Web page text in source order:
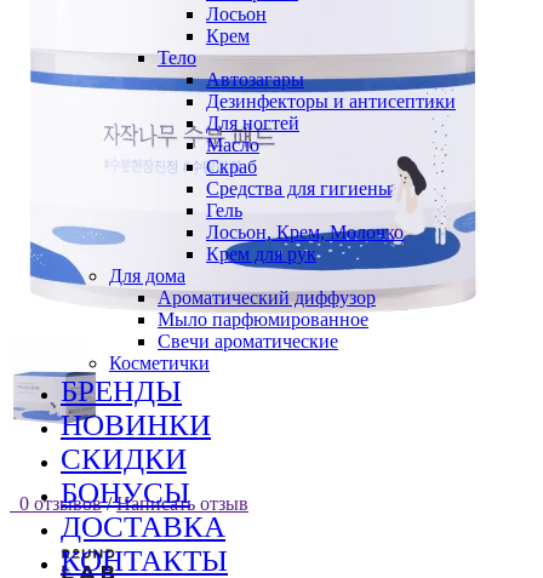
Лосьон
Крем
Тело
Автозагары
Дезинфекторы и антисептики
Для ногтей
Масло
Скраб
Средства для гигиены
Гель
Лосьон, Крем, Молочко
Крем для рук
Для дома
Ароматический диффузор
Мыло парфюмированное
Свечи ароматические
Косметички
БРЕНДЫ
НОВИНКИ
СКИДКИ
БОНУСЫ
ДОСТАВКА
КОНТАКТЫ
0 отзывов / Написать отзыв